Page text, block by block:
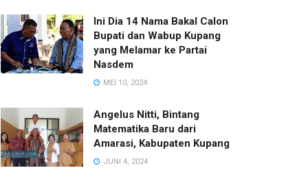
Ini Dia 14 Nama Bakal Calon
Bupati dan Wabup Kupang
yang Melamar ke Partai
Nasdem
MEI 10, 2024
Angelus Nitti, Bintang
Matematika Baru dari
Amarasi, Kabupaten Kupang
JUNI 4, 2024